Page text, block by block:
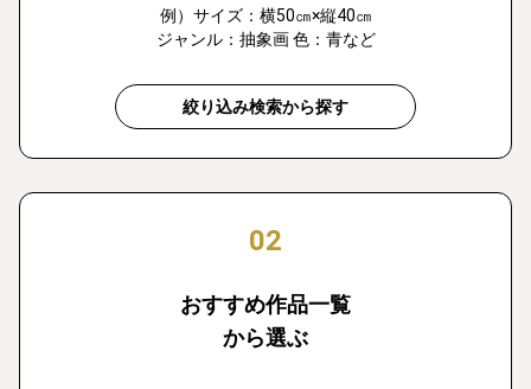
例）サイズ：横50㎝×縦40㎝
ジャンル：抽象画 色：青など
絞り込み検索から探す
02
おすすめ作品一覧
から選ぶ